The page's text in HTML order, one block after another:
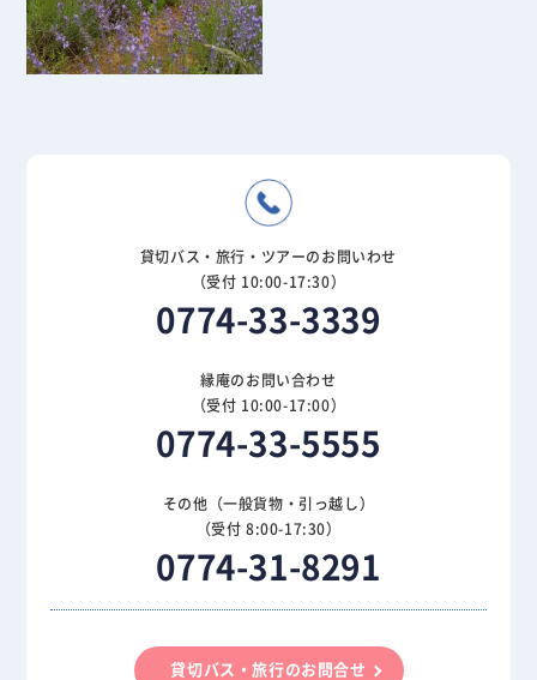
貸切バス・旅行・ツアーのお問いわせ
（受付 10:00-17:30）
0774-33-3339
縁庵のお問い合わせ
（受付 10:00-17:00）
0774-33-5555
その他（一般貨物・引っ越し）
（受付 8:00-17:30）
0774-31-8291
貸切バス・旅行のお問合せ